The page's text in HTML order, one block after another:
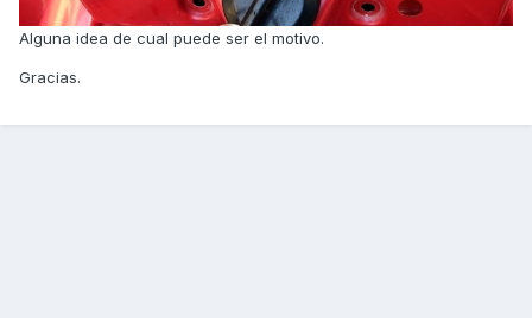
Alguna idea de cual puede ser el motivo.
Gracias.